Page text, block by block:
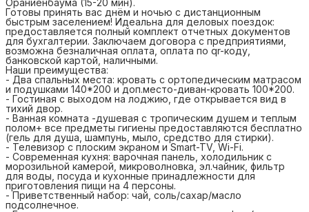
Ораниенбаума (15-20 мин).
Готовы принять вас днём и ночью с дистанционным
быстрым заселением! Идеальна для деловых поездок:
предоставляется полный комплект отчетных документов
для бухгалтерии. Заключаем договора с предприятиями,
возможна безналичная оплата, оплата по qr-коду,
банковской картой, наличными.
Наши преимущества:
- Два спальных места: кровать с ортопедическим матрасом
и подушками 140*200 и доп.место-диван-кровать 100*200.
- Гостиная с выходом на лоджию, где открывается вид в
тихий двор.
- Ванная комната -душевая с тропическим душем и теплым
полом+ все предметы гигиены предоставляются бесплатно
(гель для душа, шампунь, мыло, средство для стирки).
- Телевизор с плоским экраном и Smart-TV, Wi-Fi.
- Современная кухня: варочная панель, холодильник с
морозильной камерой, микроволновка, эл.чайник, фильтр
для воды, посуда и кухонные принадлежности для
приготовления пищи на 4 персоны.
- Приветственный набор: чай, соль/сахар/масло
подсолнечное.